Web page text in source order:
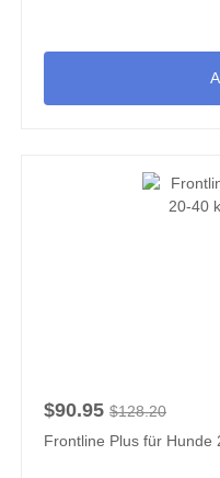
$90.95 $128.20
Frontline Plus für Hunde